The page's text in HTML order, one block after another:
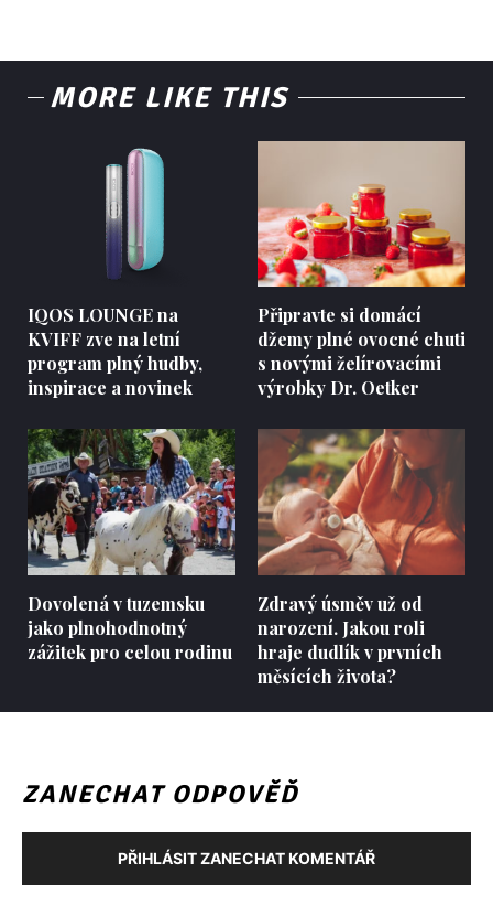
MORE LIKE THIS
IQOS LOUNGE na
KVIFF zve na letní
program plný hudby,
inspirace a novinek
Připravte si domácí
džemy plné ovocné chuti
s novými želírovacími
výrobky Dr. Oetker
Dovolená v tuzemsku
jako plnohodnotný
zážitek pro celou rodinu
Zdravý úsměv už od
narození. Jakou roli
hraje dudlík v prvních
měsících života?
ZANECHAT ODPOVĚĎ
PŘIHLÁSIT ZANECHAT KOMENTÁŘ